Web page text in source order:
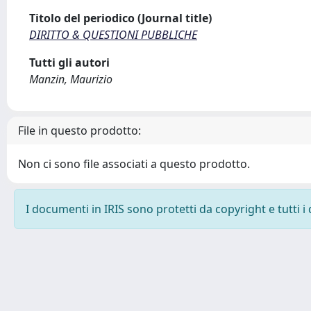
Titolo del periodico (Journal title)
DIRITTO & QUESTIONI PUBBLICHE
Tutti gli autori
Manzin, Maurizio
File in questo prodotto:
Non ci sono file associati a questo prodotto.
I documenti in IRIS sono protetti da copyright e tutti